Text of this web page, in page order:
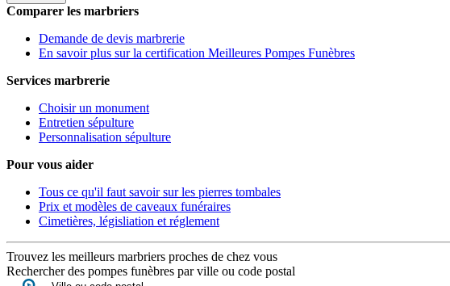
Comparer les marbriers
Demande de devis marbrerie
En savoir plus sur la certification Meilleures Pompes Funèbres
Services marbrerie
Choisir un monument
Entretien sépulture
Personnalisation sépulture
Pour vous aider
Tous ce qu'il faut savoir sur les pierres tombales
Prix et modèles de caveaux funéraires
Cimetières, législiation et réglement
Trouvez les meilleurs marbriers proches de chez vous
Rechercher des pompes funèbres par ville ou code postal